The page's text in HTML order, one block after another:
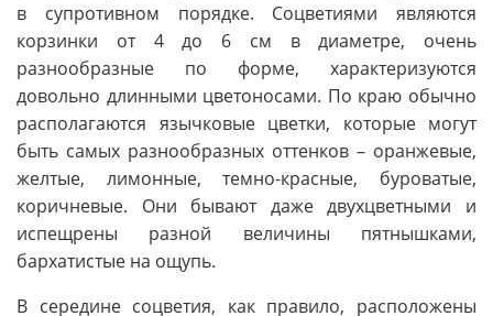
в супротивном порядке. Соцветиями являются
корзинки от 4 до 6 см в диаметре, очень
разнообразные по форме, характеризуются
довольно длинными цветоносами. По краю обычно
располагаются язычковые цветки, которые могут
быть самых разнообразных оттенков – оранжевые,
желтые, лимонные, темно-красные, буроватые,
коричневые. Они бывают даже двухцветными и
испещрены разной величины пятнышками,
бархатистые на ощупь.
В середине соцветия, как правило, расположены